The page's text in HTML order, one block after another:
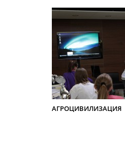
АГРОЦИВИЛИЗАЦИЯ